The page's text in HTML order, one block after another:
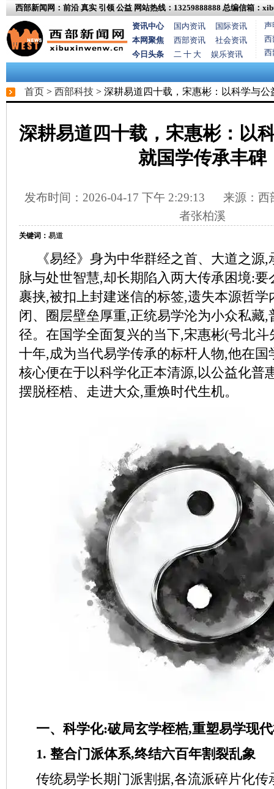
西部新闻网：前沿 真实 引领 公益 网站热线：13259888888 总编信箱：
资讯中心
国内资讯
国际资讯
本网聚焦
西部资讯
社会资讯
今日头条
二 十 大 娱乐资讯
声
西
西
首页 > 西部科技 > 深耕易道四十载，宋惠彬：以科学与
深耕易道四十载，宋惠彬：以
就国学传承丰碑
发布时间：2026-04-17 下午 2:29:13 来源：西
者张柏溪
关键词： 易道
《易经》身为中华群经之首、大道之源
脉与处世智慧,却长期陷入两大传承困境:
裹挟,被扣上封建迷信的标签,遗失本源哲学
闭、圈层壁垒厚重,正统易学沦为小众私藏,
径。在国学全面复兴的当下,宋惠彬(号北
十年,成为当代易学传承的标杆人物,他在国
核心便在于以科学化正本清源,以公益化普
摆脱桎梏、走进大众,重焕时代生机。
一、科学化:破局玄学桎梏,重塑易学现
1. 整合门派体系,终结六百年割裂乱象
传统易学长期门派割据,各流派碎片化传